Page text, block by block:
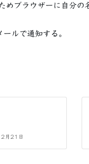
めブラウザーに自分の
ルで通知する。
月21日